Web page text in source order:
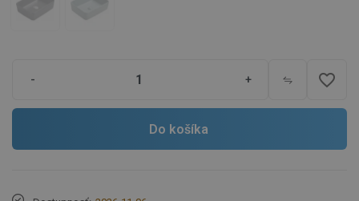
- + favorite_border
Do košíka